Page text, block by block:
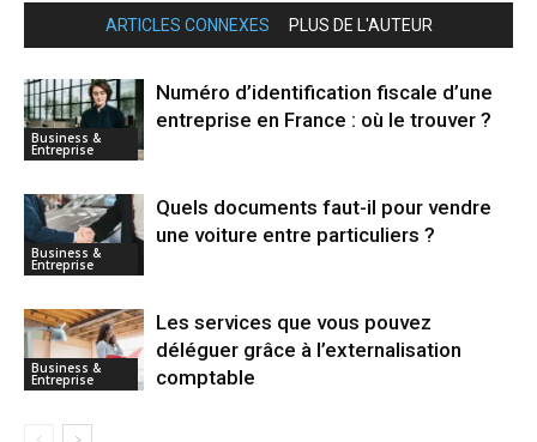
ARTICLES CONNEXES PLUS DE L'AUTEUR
Business &
Entreprise
Numéro d’identification fiscale d’une
entreprise en France : où le trouver ?
Business &
Entreprise
Quels documents faut-il pour vendre
une voiture entre particuliers ?
Business &
Entreprise
Les services que vous pouvez
déléguer grâce à l’externalisation
comptable